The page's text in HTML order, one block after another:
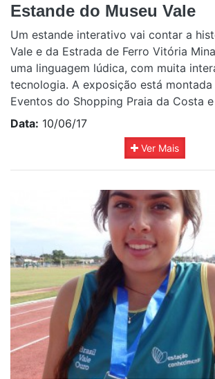
Estande do Museu Vale
Um estande interativo vai contar a
Vale e da Estrada de Ferro Vitória
uma linguagem lúdica, com muita
tecnologia. A exposição está montada
Eventos do Shopping Praia da Costa e
Data: 10/06/17
Ver Mais